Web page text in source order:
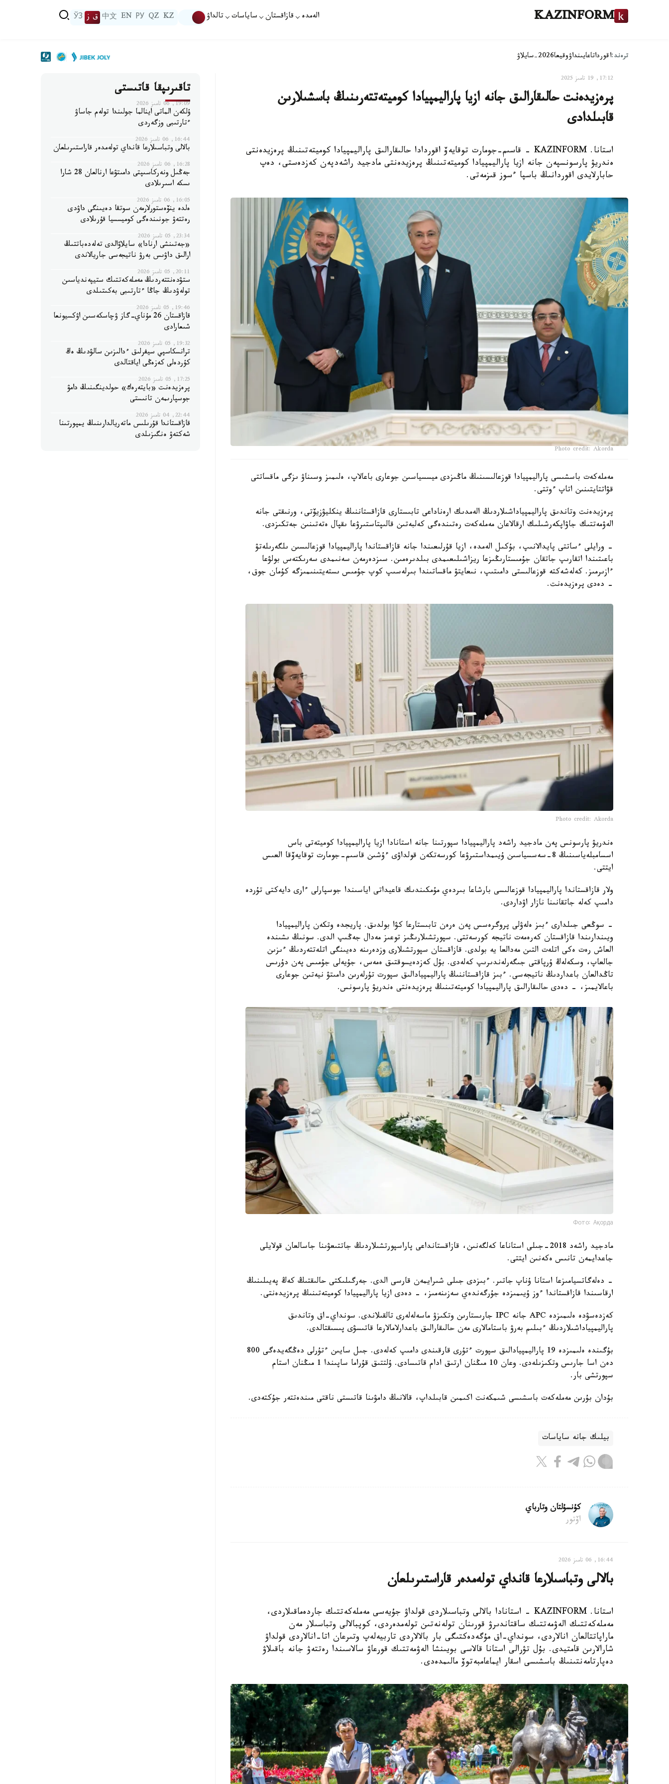
KAZINFORM الەمدە قازاقستان ساياسات تالداۋ KZ
QZ
РУ
EN
中文 ق ز ЎЗ
ترەند:اقورداتاعايىنداۋوقيعا2026-سايلاۋ
17:12, 19 تامىز 2025
پرەزيدەنت حالىقارالىق جانە ازيا پاراليمپيادا كوميتەتتەرىنىڭ باسشىلارىن
قابىلدادى
استانا. KAZINFORM - قاسىم-جومارت توقايەۆ اقوردادا حالىقارالىق پاراليمپيادا كوميتەتىنىڭ پرەزيدەنتى
ەندريۋ پارسونسپەن جانە ازيا پاراليمپيادا كوميتەتىنىڭ پرەزيدەنتى مادجيد راشەدپەن كەزدەستى، دەپ
حابارلايدى اقوردانىڭ باسپا ءسوز قىزمەتى.
Photo credit: Akorda
مەملەكەت باسشىسى پاراليمپيادا قوزعالىسىنىڭ ماڭىزدى ميسسياسىن جوعارى باعالاپ، ەلىمىز وسىناۋ ىزگى ماقساتتى
قۋاتتايتىنىن اتاپ ءوتتى.
پرەزيدەنت وتاندىق پاراليمپياداشىلاردىڭ الەمدىك ارەناداعى تابىستارى قازاقستاننىڭ ينكليۋزيۆتى، ورنىقتى جانە
الەۋمەتتىك جاۋاپكەرشىلىك ارقالاعان مەملەكەت رەتىندەگى كەلبەتىن قالىپتاستىرۋعا ىقپال ەتەتىنىن جەتكىزدى.
- ورايلى ءساتتى پايدالانىپ، بۇكىل الەمدە، ازيا قۇرلىعىندا جانە قازاقستاندا پاراليمپيادا قوزعالىسىن ىلگەرىلەتۋ
باعىتىندا اتقارىپ جاتقان جۇمىستارىڭىزعا ريزاشىلىعىمدى بىلدىرەمىن. سىزدەرمەن سەنىمدى سەرىكتەس بولۋعا
ءازىرمىز. كەلەشەكتە قوزعالىستى دامىتىپ، نىعايتۋ ماقساتىندا بىرلەسىپ كوپ جۇمىس ىستەيتىنىمىزگە كۇمان جوق،
- دەدى پرەزيدەنت.
Photo credit: Akorda
ەندريۋ پارسونس پەن مادجيد راشەد پاراليمپيادا سپورتىنا جانە استانادا ازيا پاراليمپيادا كوميتەتى باس
اسسامبلەياسىنىڭ 8-سەسسياسىن ۇيىمداستىرۋعا كورسەتكەن قولداۋى ءۇشىن قاسىم-جومارت توقايەۆقا العىس
ايتتى.
ولار قازاقستاندا پاراليمپيادا قوزعالىسى بارشاعا بىردەي مۇمكىندىك قاعيداتى اياسىندا جوسپارلى ءارى دايەكتى تۇردە
دامىپ كەلە جاتقانىنا نازار اۋداردى.
- سوڭعى جىلدارى ءبىز ەلەۋلى پروگرەسس پەن ەرەن تابىستارعا كۋا بولدىق. پاريجدە وتكەن پاراليمپيادا
ويىندارىندا قازاقستان كەرەمەت ناتيجە كورسەتتى. سپورتشىلارىڭىز توعىز مەدال جەڭىپ الدى. سونىڭ ىشىندە
العاش رەت ەكى اتلەت التىن مەدالعا يە بولدى. قازاقستان سپورتشىلارى وزدەرىنە دەيىنگى اتلەتتەردىڭ ءىزىن
جالعاپ، وسكەلەڭ ۇرپاقتى جىگەرلەندىرىپ كەلەدى. بۇل كەزدەيسوقتىق ەمەس، جۇيەلى جۇمىس پەن دۇرىس
تاڭدالعان باعداردىڭ ناتيجەسى. ءبىز قازاقستاننىڭ پاراليمپيادالىق سپورت تۇرلەرىن دامىتۋ نيەتىن جوعارى
باعالايمىز، - دەدى حالىقارالىق پاراليمپيادا كوميتەتىنىڭ پرەزيدەنتى ەندريۋ پارسونس.
Фото: Ақорда
مادجيد راشەد 2018-جىلى استاناعا كەلگەنىن، قازاقستانداعى پاراسپورتشىلاردىڭ جاتتىعۋىنا جاسالعان قولايلى
جاعدايمەن تانىس ەكەنىن ايتتى.
- دەلەگاتسيامىزعا استانا ۇناپ جاتىر. ءبىزدى جىلى شىرايمەن قارسى الدى. جەرگىلىكتى حالىقتىڭ كەڭ پەيىلىنىڭ
ارقاسىندا قازاقستاندا ءوز ۇيىمىزدە جۇرگەندەي سەزىنەمىز، - دەدى ازيا پاراليمپيادا كوميتەتىنىڭ پرەزيدەنتى.
كەزدەسۋدە ەلىمىزدە APC جانە IPC جارىستارىن وتكىزۋ ماسەلەلەرى تالقىلاندى. سونداي-اق وتاندىق
پاراليمپياداشىلاردىڭ ءبىلىم بەرۋ باستامالارى مەن حالىقارالىق باعدارلامالارعا قاتىسۋى پىسىقتالدى.
بۇگىندە ەلىمىزدە 19 پاراليمپيادالىق سپورت ءتۇرى قارقىندى دامىپ كەلەدى. جىل سايىن ءتۇرلى دەڭگەيدەگى 800
دەن اسا جارىس وتكىزىلەدى. وعان 10 مىڭنان ارتىق ادام قاتىسادى. ۇلتتىق قۇراما ساپىندا 1 مىڭنان استام
سپورتشى بار.
بۇدان بۇرىن مەملەكەت باسشىسى شىمكەنت اكىمىن قابىلداپ، قالانىڭ دامۋىنا قاتىستى ناقتى مىندەتتەر جۇكتەدى.
بيلىك جانە ساياسات
كۇنسۇلتان وتارباي
اۆتور
16:44, 06 تامىز 2026
بالالى وتباسىلارعا قانداي تولەمدەر قاراستىرىلعان
استانا. KAZINFORM - استانادا بالالى وتباسىلاردى قولداۋ جۇيەسى مەملەكەتتىك جاردەماقىلاردى،
مەملەكەتتىك الەۋمەتتىك ساقتاندىرۋ قورىنان تولەنەتىن تولەمدەردى، كوپبالالى وتباسىلار مەن
ماراپاتتالعان انالاردى، سونداي-اق مۇگەدەكتىگى بار بالالاردى تاربيەلەپ وتىرعان اتا-انالاردى قولداۋ
شارالارىن قامتيدى. بۇل تۋرالى استانا قالاسى بويىنشا الەۋمەتتىك قورعاۋ سالاسىندا رەتتەۋ جانە باقىلاۋ
دەپارتامەنتىنىڭ باسشىسى اسقار ايماعامبەتوۆ مالىمدەدى.
تاقىرىپقا قاتىستى
19:09, 06 تامىز 2026
ۇلكەن الماتى اينالما جولىندا تولەم جاساۋ
ءتارتىبى وزگەردى
16:44, 06 تامىز 2026
بالالى وتباسىلارعا قانداي تولەمدەر قاراستىرىلعان
16:28, 06 تامىز 2026
جەڭىل ونەركاسىپتى دامىتۋعا ارنالعان 28 شارا
ىسكە اسىرىلادى
16:05, 06 تامىز 2026
ەلدە ينۆەستورلارمەن سوتقا دەيىنگى داۋدى
رەتتەۋ جونىندەگى كوميسسيا قۇرىلادى
23:34, 05 تامىز 2026
«جەتىنشى ارنادا» سايلاۋالدى تەلەدەباتتىڭ
ارالىق داۋىس بەرۋ ناتيجەسى جاريالاندى
20:11, 05 تامىز 2026
ستۋدەنتتەردىڭ مەملەكەتتىك ستيپەندياسىن
تولەۋدىڭ جاڭا ءتارتىبى بەكىتىلدى
19:46, 05 تامىز 2026
قازاقستان 26 مۇناي-گاز ۋچاسكەسىن اۋكسيونعا
شىعارادى
19:32, 05 تامىز 2026
ترانسكاسپي سيفرلىق ءدالىزىن سالۋدىڭ ەڭ
كۇردەلى كەزەڭى اياقتالدى
17:25, 05 تامىز 2026
پرەزيدەنت «بايتەرەك» حولدينگىنىڭ دامۋ
جوسپارىمەن تانىستى
22:44, 04 تامىز 2026
قازاقستاندا قۇرىلىس ماتەريالدارىنىڭ يمپورتىنا
شەكتەۋ ەنگىزىلدى